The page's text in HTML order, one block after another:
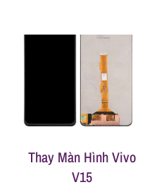
Thay Màn Hình Vivo
V15